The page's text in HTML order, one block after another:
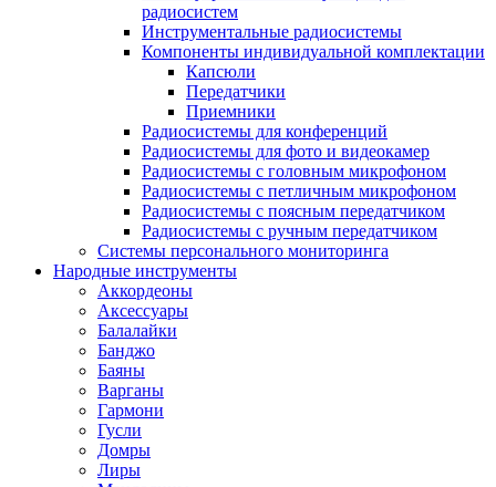
радиосистем
Инструментальные радиосистемы
Компоненты индивидуальной комплектации
Капсюли
Передатчики
Приемники
Радиосистемы для конференций
Радиосистемы для фото и видеокамер
Радиосистемы с головным микрофоном
Радиосистемы с петличным микрофоном
Радиосистемы с поясным передатчиком
Радиосистемы с ручным передатчиком
Системы персонального мониторинга
Народные инструменты
Аккордеоны
Аксессуары
Балалайки
Банджо
Баяны
Варганы
Гармони
Гусли
Домры
Лиры